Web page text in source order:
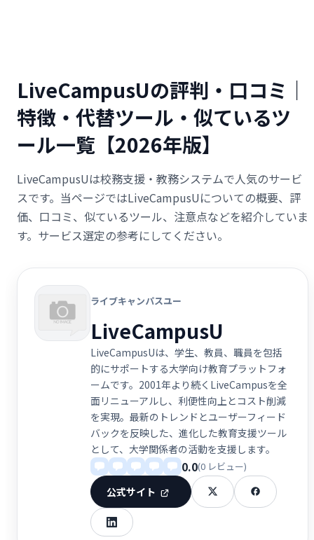
LiveCampusUの評判・口コミ｜
特徴・代替ツール・似ているツ
ール一覧【2026年版】
LiveCampusUは校務支援・教務システムで人気のサービ
スです。当ページではLiveCampusUについての概要、評
価、口コミ、似ているツール、注意点などを紹介していま
す。サービス選定の参考にしてください。
ライブキャンパスユー
LiveCampusU
LiveCampusUは、学生、教員、職員を包括
的にサポートする大学向け教育プラットフォ
ームです。2001年より続くLiveCampusを全
面リニューアルし、利便性向上とコスト削減
を実現。最新のトレンドとユーザーフィード
バックを反映した、進化した教育支援ツール
として、大学関係者の活動を支援します。
0.0(0 レビュー)
公式サイト